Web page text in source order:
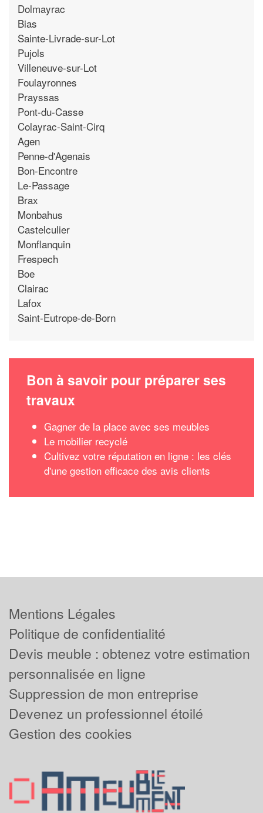
Dolmayrac
Bias
Sainte-Livrade-sur-Lot
Pujols
Villeneuve-sur-Lot
Foulayronnes
Prayssas
Pont-du-Casse
Colayrac-Saint-Cirq
Agen
Penne-d'Agenais
Bon-Encontre
Le-Passage
Brax
Monbahus
Castelculier
Monflanquin
Frespech
Boe
Clairac
Lafox
Saint-Eutrope-de-Born
Bon à savoir pour préparer ses
travaux
Gagner de la place avec ses meubles
Le mobilier recyclé
Cultivez votre réputation en ligne : les clés
d'une gestion efficace des avis clients
Mentions Légales
Politique de confidentialité
Devis meuble : obtenez votre estimation
personnalisée en ligne
Suppression de mon entreprise
Devenez un professionnel étoilé
Gestion des cookies